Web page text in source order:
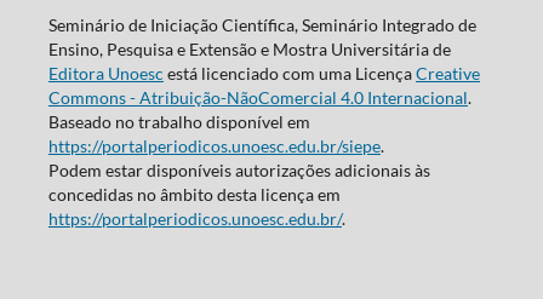
Seminário de Iniciação Científica, Seminário Integrado de
Ensino, Pesquisa e Extensão e Mostra Universitária de
Editora Unoesc está licenciado com uma LicençaCreative
Commons - Atribuição-NãoComercial 4.0 Internacional.
Baseado no trabalho disponível em
https://portalperiodicos.unoesc.edu.br/siepe.
Podem estar disponíveis autorizações adicionais às
concedidas no âmbito desta licença em
https://portalperiodicos.unoesc.edu.br/.